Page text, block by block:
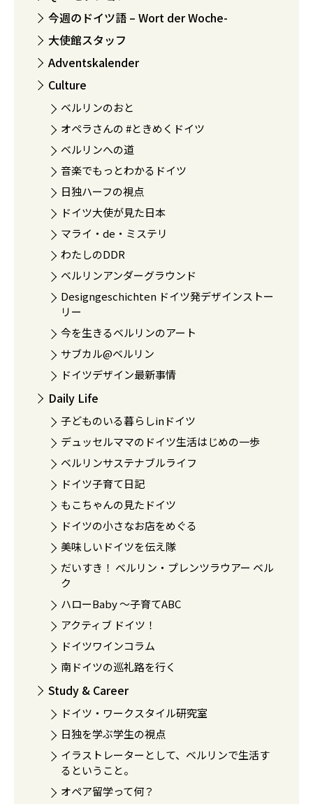
今週のドイツ語 – Wort der Woche-
大使館スタッフ
Adventskalender
Culture
ベルリンのおと
オペラさんの #ときめくドイツ
ベルリンへの道
音楽でもっとわかるドイツ
日独ハーフの視点
ドイツ大使が見た日本
マライ・de・ミステリ
わたしのDDR
ベルリンアンダーグラウンド
Designgeschichten ドイツ発デザインストー
リー
今を生きるベルリンのアート
サブカル@ベルリン
ドイツデザイン最新事情
Daily Life
子どものいる暮らしinドイツ
デュッセルママのドイツ生活はじめの一歩
ベルリンサステナブルライフ
ドイツ子育て日記
もこちゃんの見たドイツ
ドイツの小さなお店をめぐる
美味しいドイツを伝え隊
だいすき！ ベルリン・プレンツラウアー ベル
ク
ハローBaby 〜子育てABC
アクティブ ドイツ！
ドイツワインコラム
南ドイツの巡礼路を行く
Study & Career
ドイツ・ワークスタイル研究室
日独を学ぶ学生の視点
イラストレーターとして、ベルリンで生活す
るということ。
オペア留学って何？